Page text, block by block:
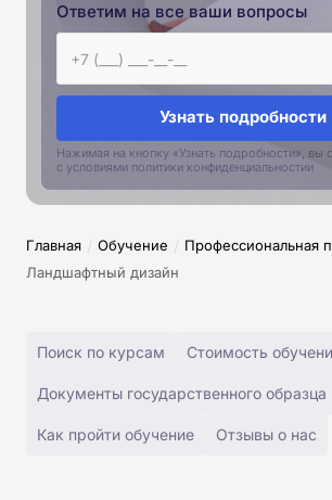
Ответим на все ваши вопросы
Узнать подробности
Нажимая на кнопку «Узнать подробности», вы
с условиями политики конфиденциальностии
Главная / Обучение / Профессиональная
Ландшафтный дизайн
Поиск по курсам Стоимость
Документы государственного образца
Как пройти обучение Отзывы о нас